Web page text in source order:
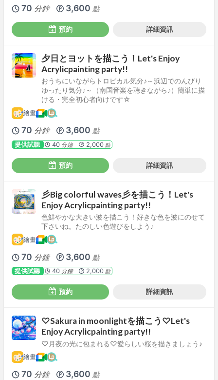
70 分鐘 3,600 點
預約 詳細資訊
夕日とヨットを描こう！Let's Enjoy
Acrylicpainting party!!
おうちにいながらトロピカル気分♪～浜辺でのんびり
ゆったり気分♪～（南国音楽を聴きながら♪）簡単に描
ける・完全初心者向けです☆
繪畫
70 分鐘 3,600 點
提供試聽 40 分鐘 2,000點
預約 詳細資訊
彡Big colorful waves彡を描こう！Let's
Enjoy Acrylicpainting party!!
色鮮やかな大きい波を描こう！好きな色を波にのせて
下さいね。たのしい色遊びをしよう♪
繪畫
70 分鐘 3,600 點
提供試聽 40 分鐘 2,000點
預約 詳細資訊
♡Sakura in moonlightを描こう♡Let's
Enjoy Acrylicpainting party!!
♡月夜の光に包まれる♡愛らしい桜を描きましょう♪
繪畫
70 分鐘 3,600 點